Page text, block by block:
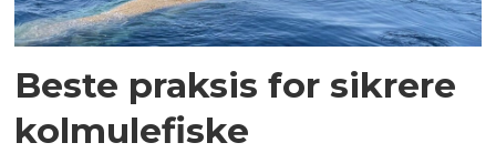
Beste praksis for sikrere
kolmulefiske